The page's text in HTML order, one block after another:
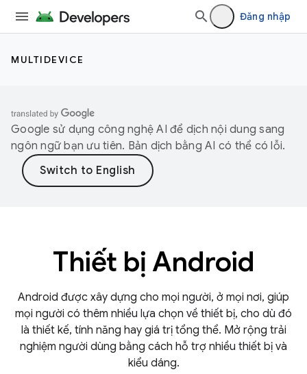
Đăng nhập
MULTIDEVICE
Google sử dụng công nghệ AI để dịch nội dung sang
ngôn ngữ bạn ưu tiên. Bản dịch bằng AI có thể có lỗi.
Thiết bị Android
Android được xây dựng cho mọi người, ở mọi nơi, giúp
mọi người có thêm nhiều lựa chọn về thiết bị, cho dù đó
là thiết kế, tính năng hay giá trị tổng thể. Mở rộng trải
nghiệm người dùng bằng cách hỗ trợ nhiều thiết bị và
kiểu dáng.